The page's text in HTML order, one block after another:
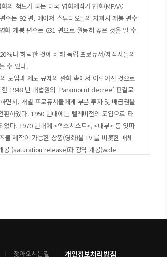
의 척도가 되는 미국 영화제작가 협회(MPAA:
는 92 편, 메이저 스튜디오들의 자회사 개봉 편수
화 개봉 편수는 631 편으로 월등히 높은 것을 알 수
나 하락한 것에 비해 독립 프로듀서/제작사들의
수 있다.
도입과 제도 규제의 완화 속에서 이루어진 것으로
1948 년 대법원의 ‘Paramount decree’ 판결로
면서, 개별 프로듀서들에게 부분 투자 및 배급권을
하였다. 1950 년대에는 텔레비전의 도입으로 타
었다. 1970 년대에 <엑소시스트>, <대부> 등 잇따
제작이 가능한 상품(영화)을 TV 를 비롯한 매체
봉 (saturation release)과 광역 개봉(wide
찾아오시는길 개인정보처리방침